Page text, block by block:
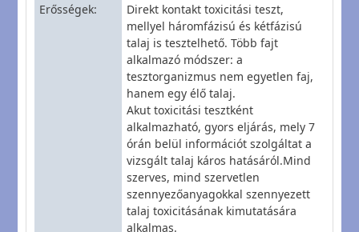
Erősségek
Direkt kontakt toxicitási teszt,
mellyel háromfázisú és kétfázisú
talaj is tesztelhető. Több fajt
alkalmazó módszer: a
tesztorganizmus nem egyetlen faj,
hanem egy élő talaj.
Akut toxicitási tesztként
alkalmazható, gyors eljárás, mely 7
órán belül információt szolgáltat a
vizsgált talaj káros hatásáról.Mind
szerves, mind szervetlen
szennyezőanyagokkal szennyezett
talaj toxicitásának kimutatására
alkalmas.